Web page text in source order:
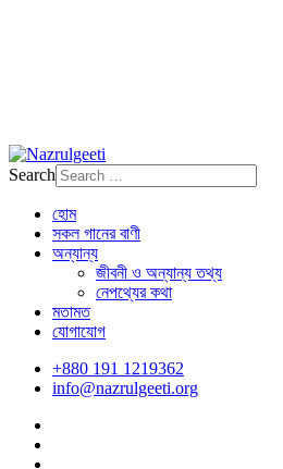
Search
হোম
সকল গানের বাণী
অন্যান্য
জীবনী ও অন্যান্য তথ্য
নেপথ্যের কথা
মতামত
যোগাযোগ
+880 191 1219362
info@nazrulgeeti.org